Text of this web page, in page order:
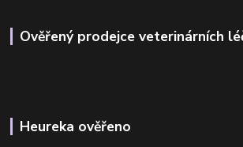
Ověřený prodejce veterinárních
Heureka ověřeno